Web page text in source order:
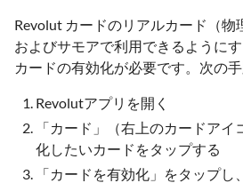
Revolut カードのリアルカード（物
およびサモアで利用できるように
カードの有効化が必要です。次の
Revolutアプリを開く
「カード」（右上のカードア
化したいカードをタップする
「カードを有効化」をタップ